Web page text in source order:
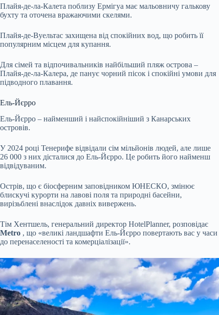
Плайя-де-ла-Калета поблизу Ермігуа має мальовничу галькову
бухту та оточена вражаючими скелями.
Плайя-де-Вуельтас захищена від спокійних вод, що робить її
популярним місцем для купання.
Для сімей та відпочивальників найбільший пляж острова –
Плайя-де-ла-Калера, де панує чорний пісок і спокійні умови для
підводного плавання.
Ель-Йєрро
Ель-Йєрро – найменший і найспокійніший з Канарських
островів.
У 2024 році Тенерифе відвідали сім мільйонів людей, але лише
26 000 з них дісталися до Ель-Йєрро. Це робить його найменш
відвідуваним.
Острів, що є біосферним заповідником ЮНЕСКО, змінює
блискучі курорти на лавові поля та природні басейни,
вирізьблені внаслідок давніх вивержень.
Тім Хентшель, генеральний директор HotelPlanner, розповідає
Metro , що «великі ландшафти Ель-Йєрро повертають вас у часи
до перенаселеності та комерціалізації».